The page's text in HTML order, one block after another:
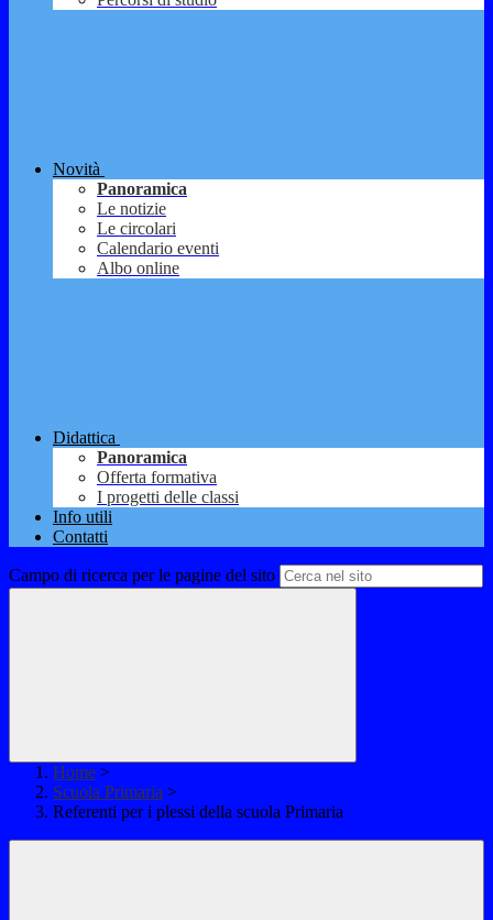
Novità
Panoramica
Le notizie
Le circolari
Calendario eventi
Albo online
Didattica
Panoramica
Offerta formativa
I progetti delle classi
Info utili
Contatti
Campo di ricerca per le pagine del sito
Home >
Scuola Primaria >
Referenti per i plessi della scuola Primaria